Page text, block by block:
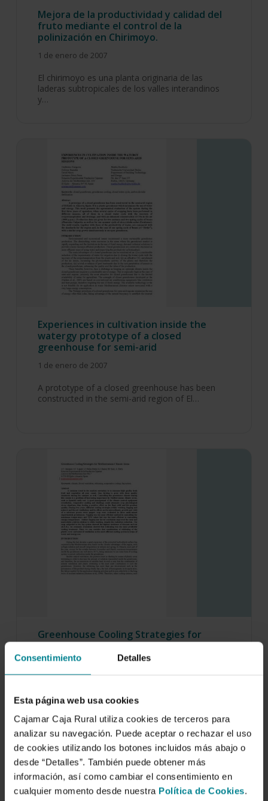
Consentimiento Detalles
Esta página web usa cookies
Cajamar Caja Rural utiliza cookies de terceros para
analizar su navegación. Puede aceptar o rechazar el uso
de cookies utilizando los botones incluidos más abajo o
desde “Detalles”. También puede obtener más
información, así como cambiar el consentimiento en
cualquier momento desde nuestra Política de Cookies.
Mejora de la productividad y calidad del
fruto mediante el control de la
polinización en Chirimoyo.
1 de enero de 2007
El chirimoyo es una planta originaria de las
laderas subtropicales de los valles interandinos
y…
Experiences in cultivation inside the
watergy prototype of a closed
greenhouse for semi-arid
1 de enero de 2007
A prototype of a closed greenhouse has been
constructed in the semi-arid region of El…
Greenhouse Cooling Strategies for
Mediterranean Climate Areas.
1 de enero de 2007
consume high quality fresh fruit and…